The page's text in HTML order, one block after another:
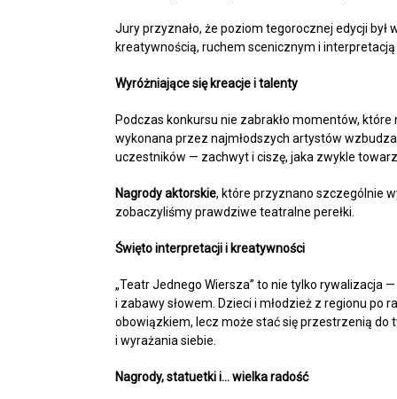
Jury przyznało, że poziom tegorocznej edycji
kreatywnością, ruchem scenicznym i
Wyróżniające się kreacje i talenty
Podczas konkursu nie zabrakło momentów, które
wykonana przez najmłodszych artystów
uczestników — zachwyt i ciszę, jaka zwykle
Nagrody aktorskie, które przyznano szczególnie
zobaczyliśmy prawdziwe teatralne perełki.
Święto interpretacji i kreatywności
„Teatr Jednego Wiersza” to nie tylko rywalizacja
i zabawy słowem. Dzieci i młodzież z regionu po
obowiązkiem, lecz może stać się przestrzenią do
i wyrażania siebie.
Nagrody, statuetki i… wielka radość